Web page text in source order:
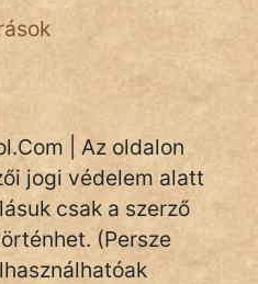
| Az oldalon
jogi védelem alatt
csak a szerző
(Persze